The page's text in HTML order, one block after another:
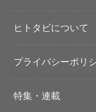
ヒトタビについて
プライバシーポリ
特集・連載